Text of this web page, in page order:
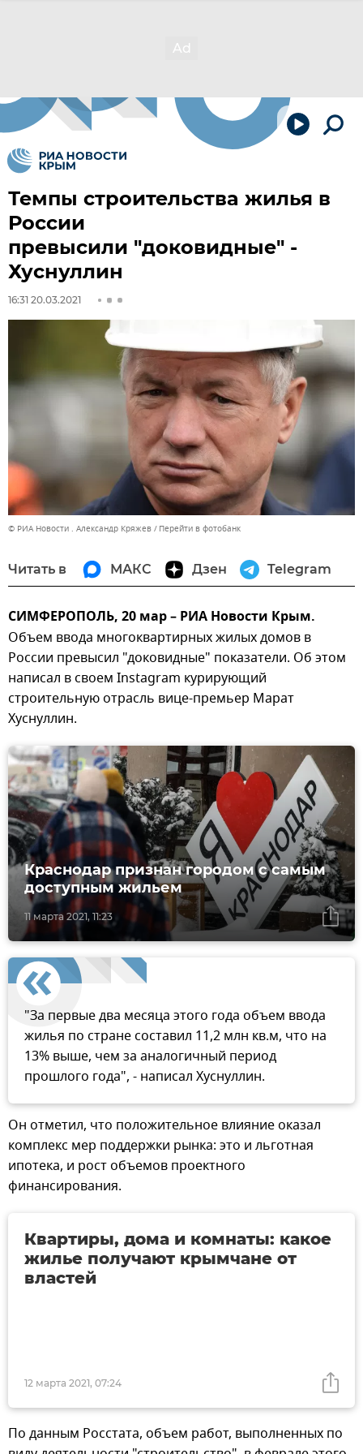
Темпы строительства жилья в
России
превысили "доковидные" -
Хуснуллин
16:31 20.03.2021
© РИА Новости . Александр Кряжев Перейти в фотобанк
Читать в МАКС Дзен Telegram
СИМФЕРОПОЛЬ, 20 мар – РИА Новости Крым.
Объем ввода многоквартирных жилых домов в
России превысил "доковидные" показатели. Об этом
написал в своем Instagram курирующий
строительную отрасль вице-премьер Марат
Хуснуллин.
11 марта 2021, 11:23
Краснодар признан городом с самым
доступным жильем
"За первые два месяца этого года объем ввода
жилья по стране составил 11,2 млн кв.м, что на
13% выше, чем за аналогичный период
прошлого года", - написал Хуснуллин.
Он отметил, что положительное влияние оказал
комплекс мер поддержки рынка: это и льготная
ипотека, и рост объемов проектного
финансирования.
12 марта 2021, 07:24
Квартиры, дома и комнаты: какое
жилье получают крымчане от
властей
По данным Росстата, объем работ, выполненных по